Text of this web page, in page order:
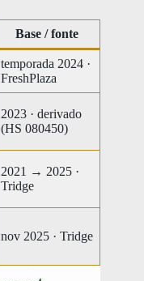
Base / fonte
temporada 2024 ·
FreshPlaza
2023 · derivado
(HS 080450)
2021 → 2025 ·
Tridge
nov 2025 · Tridge